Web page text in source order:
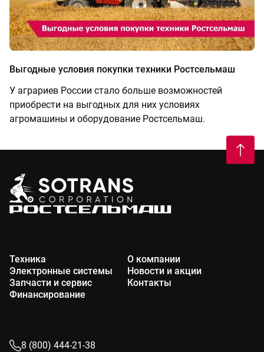
Выгодные условия покупки техники Ростсельмаш
У аграриев России стало больше возможностей
приобрести на выгодных для них условиях
агромашины и оборудование Ростсельмаш.
Техника
Электронные системы
Запчасти и сервис
Финансирование
О компании
Новости и акции
Контакты
8 (800) 444-21-38